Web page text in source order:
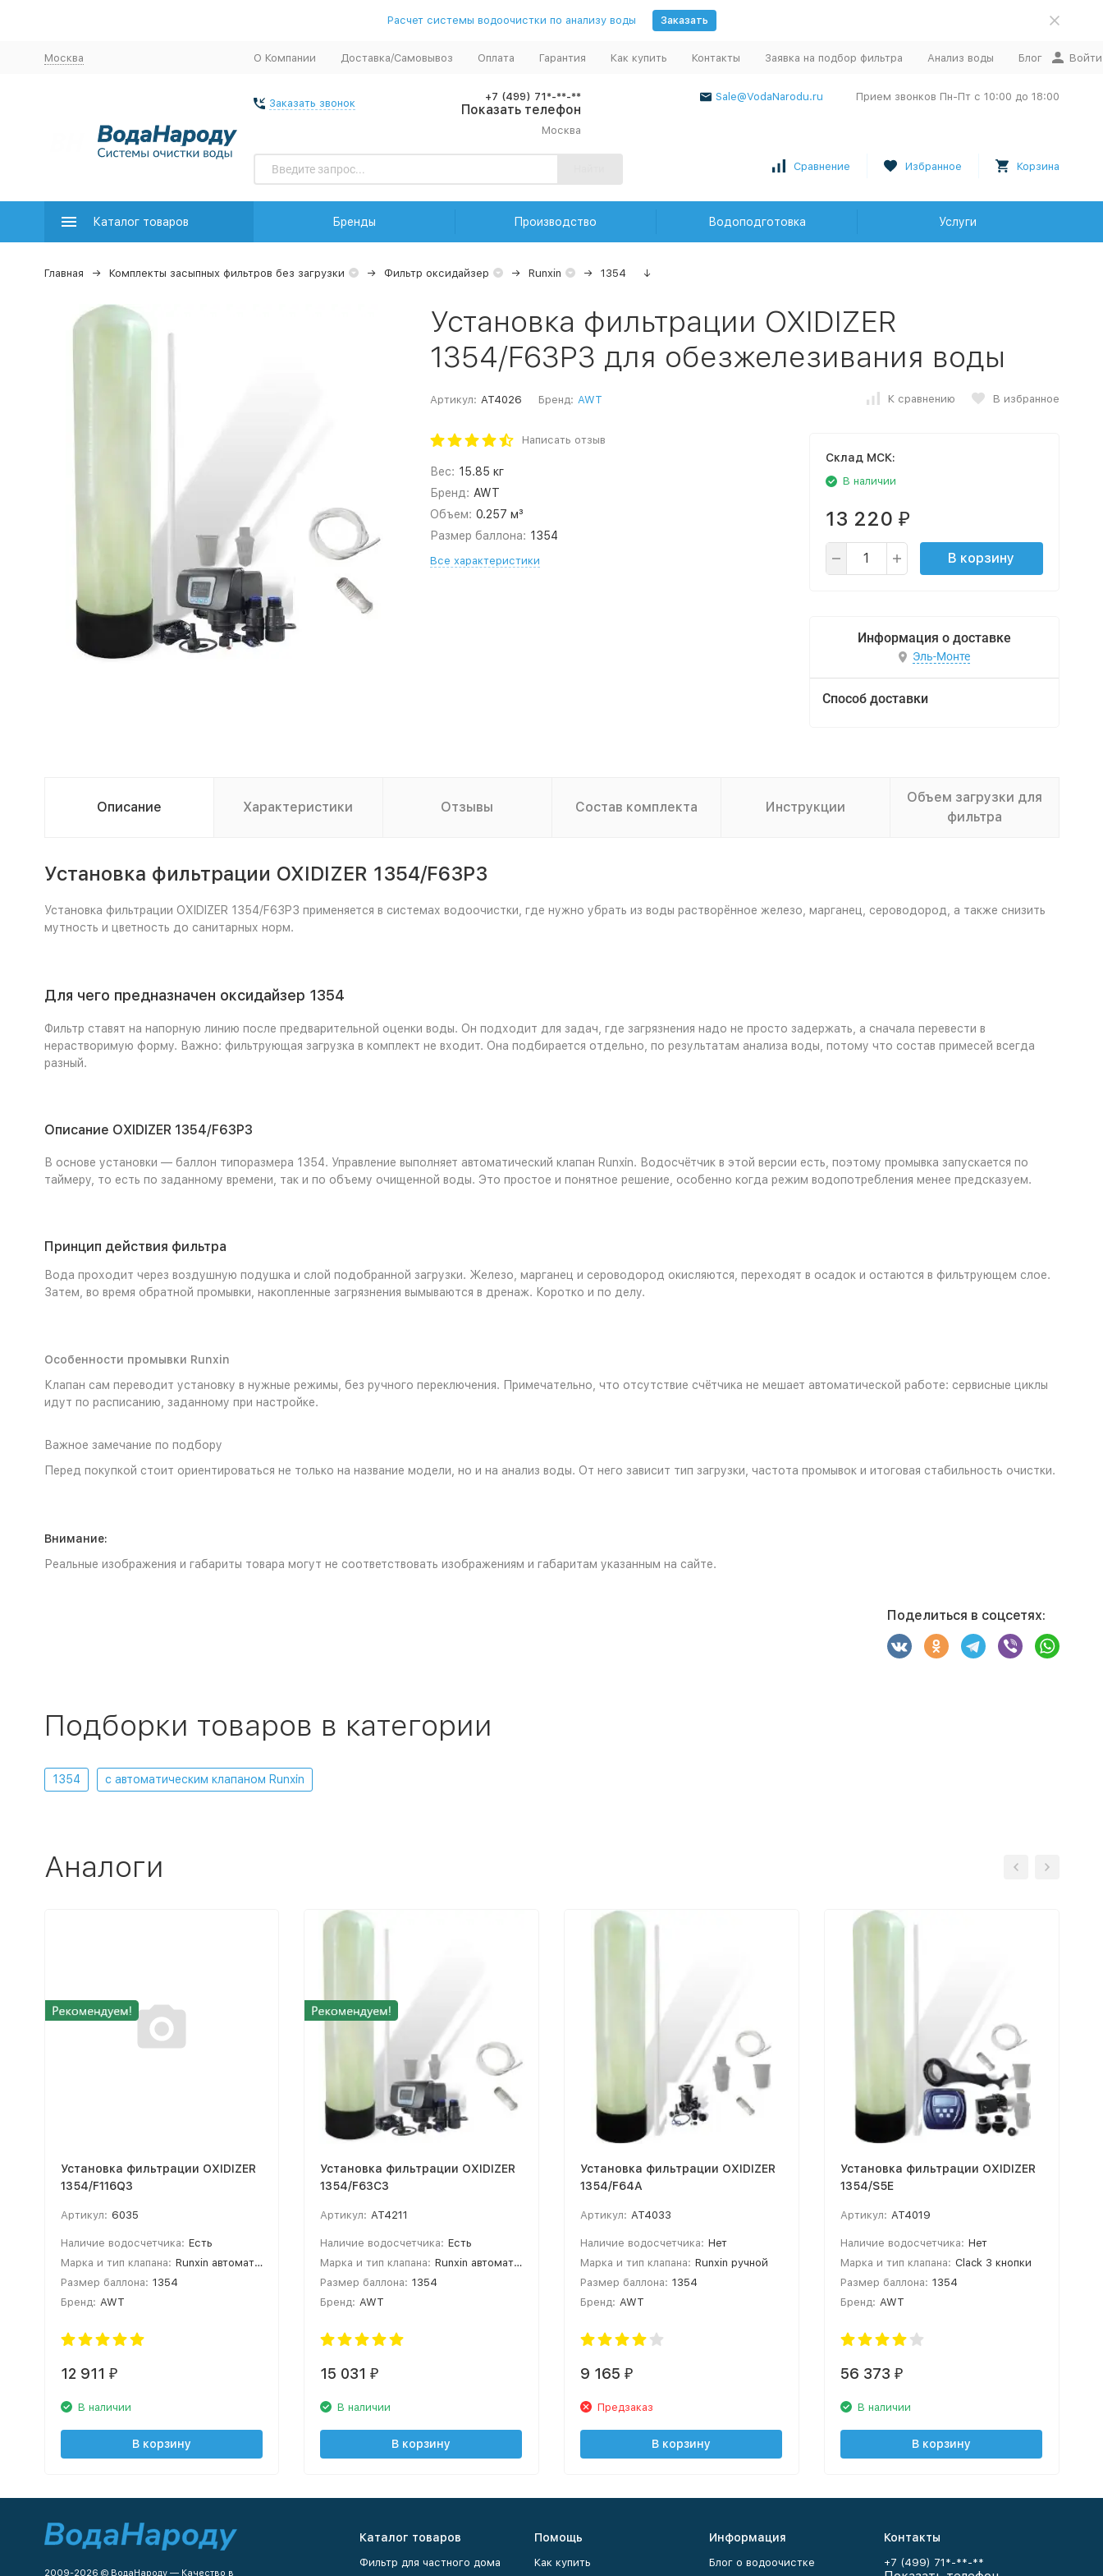
Расчет системы водоочистки по анализу воды Заказать
Москва О Компании Доставка/Самовывоз Оплата Гарантия Как купить Контакты Заявка на подбор фильтра Анализ воды Блог Войти
Заказать звонок
+7 (499) 71*-**-**
Показать телефон
Москва
Sale@VodaNarodu.ru Прием звонков Пн-Пт с 10:00 до 18:00
Сравнение Избранное Корзина
Каталог товаров Бренды Производство Водоподготовка Услуги
Главная Комплекты засыпных фильтров без загрузки Фильтр оксидайзер Runxin 1354 ↓
Установка фильтрации OXIDIZER
1354/F63P3 для обезжелезивания воды
Артикул: AT4026 Бренд: AWT К сравнению В избранное
Написать отзыв
Вес: 15.85 кг
Бренд: AWT
Объем: 0.257 м³
Размер баллона: 1354
Все характеристики
Cклад МСК:
В наличии
13 220 ₽
В корзину
Информация о доставке
Эль-Монте
Способ доставки
Описание Характеристики Отзывы Состав комплекта Инструкции
Объем загрузки для
фильтра
Установка фильтрации OXIDIZER 1354/F63P3
Установка фильтрации OXIDIZER 1354/F63P3 применяется в системах водоочистки, где нужно убрать из воды растворённое железо, марганец, сероводород, а также снизить
мутность и цветность до санитарных норм.
Для чего предназначен оксидайзер 1354
Фильтр ставят на напорную линию после предварительной оценки воды. Он подходит для задач, где загрязнения надо не просто задержать, а сначала перевести в
нерастворимую форму. Важно: фильтрующая загрузка в комплект не входит. Она подбирается отдельно, по результатам анализа воды, потому что состав примесей всегда
разный.
Описание OXIDIZER 1354/F63P3
В основе установки — баллон типоразмера 1354. Управление выполняет автоматический клапан Runxin. Водосчётчик в этой версии есть, поэтому промывка запускается по
таймеру, то есть по заданному времени, так и по объему очищенной воды. Это простое и понятное решение, особенно когда режим водопотребления менее предсказуем.
Принцип действия фильтра
Вода проходит через воздушную подушка и слой подобранной загрузки. Железо, марганец и сероводород окисляются, переходят в осадок и остаются в фильтрующем слое.
Затем, во время обратной промывки, накопленные загрязнения вымываются в дренаж. Коротко и по делу.
Особенности промывки Runxin
Клапан сам переводит установку в нужные режимы, без ручного переключения. Примечательно, что отсутствие счётчика не мешает автоматической работе: сервисные циклы
идут по расписанию, заданному при настройке.
Важное замечание по подбору
Перед покупкой стоит ориентироваться не только на название модели, но и на анализ воды. От него зависит тип загрузки, частота промывок и итоговая стабильность очистки.
Внимание:
Реальные изображения и габариты товара могут не соответствовать изображениям и габаритам указанным на сайте.
Поделиться в соцсетях:
Подборки товаров в категории
1354 с автоматическим клапаном Runxin
Аналоги
Установка фильтрации OXIDIZER
1354/F116Q3
Артикул: 6035
Наличие водосчетчика: Есть
Марка и тип клапана: Runxin автоматический
Размер баллона: 1354
Бренд: AWT
12 911 ₽
В наличии
В корзину
Установка фильтрации OXIDIZER
1354/F63C3
Артикул: AT4211
Наличие водосчетчика: Есть
Марка и тип клапана: Runxin автоматический
Размер баллона: 1354
Бренд: AWT
15 031 ₽
В наличии
В корзину
Установка фильтрации OXIDIZER
1354/F64A
Артикул: AT4033
Наличие водосчетчика: Нет
Марка и тип клапана: Runxin ручной
Размер баллона: 1354
Бренд: AWT
9 165 ₽
Предзаказ
В корзину
Установка фильтрации OXIDIZER
1354/S5E
Артикул: AT4019
Наличие водосчетчика: Нет
Марка и тип клапана: Clack 3 кнопки
Размер баллона: 1354
Бренд: AWT
56 373 ₽
В наличии
В корзину
2009-2026 © ВодаНароду — Качество в
Каталог товаров
Фильтр для частного дома
Помощь
Как купить
Информация
Блог о водоочистке
Контакты
+7 (499) 71*-**-**